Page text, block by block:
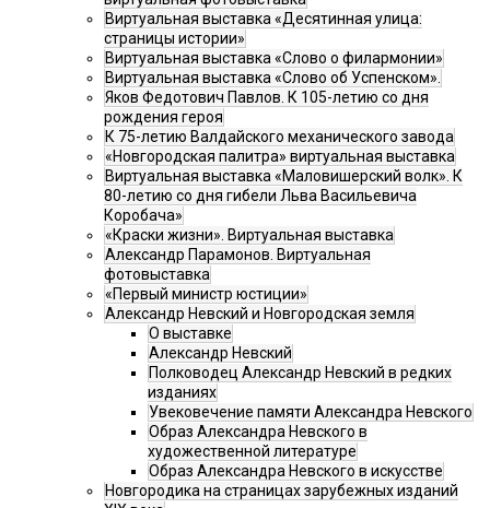
Виртуальная выставка «Десятинная улица:
страницы истории»
Виртуальная выставка «Слово о филармонии»
Виртуальная выставка «Слово об Успенском».
Яков Федотович Павлов. К 105-летию со дня
рождения героя
К 75-летию Валдайского механического завода
«Новгородская палитра» виртуальная выставка
Виртуальная выставка «Маловишерский волк». К
80-летию со дня гибели Льва Васильевича
Коробача»
«Краски жизни». Виртуальная выставка
Александр Парамонов. Виртуальная
фотовыставка
«Первый министр юстиции»
Александр Невский и Новгородская земля
О выставке
Александр Невский
Полководец Александр Невский в редких
изданиях
Увековечение памяти Александра Невского
Образ Александра Невского в
художественной литературе
Образ Александра Невского в искусстве
Новгородика на страницах зарубежных изданий